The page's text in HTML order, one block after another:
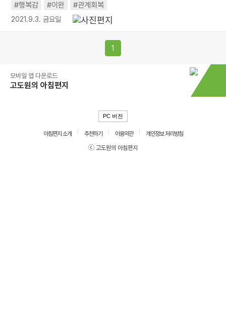
#행복감
#이완 #관계회복
2021.9.3. 금요일
1
모바일 앱 다운로드
고도원의 아침편지
PC 버전
아침편지 소개 추천하기 이용약관
개인정보 처리방침
ⓒ 고도원의 아침편지